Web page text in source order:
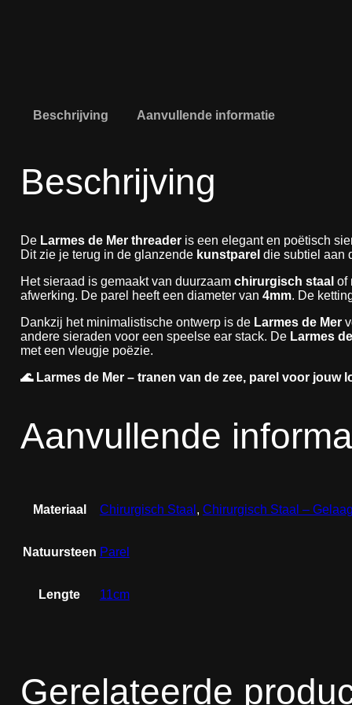
Beschrijving Aanvullende informatie
Beschrijving
De Larmes de Mer threaderis een elegant en poëtisch
Dit zie je terug in de glanzende kunstparel die subtiel aan
Het sieraad is gemaakt van duurzaam chirurgisch staal of
afwerking. De parel heeft een diameter van 4mm. De
Dankzij het minimalistische ontwerp is de Larmes de Mer
andere sieraden voor een speelse ear stack. De Larmes
met een vleugje poëzie.
🌊 Larmes de Mer – tranen van de zee, parel voor jouw
Aanvullende
Materiaal Chirurgisch Staal , Chirurgisch Staal –
Natuursteen Parel
Lengte 11cm
Gerelateerde